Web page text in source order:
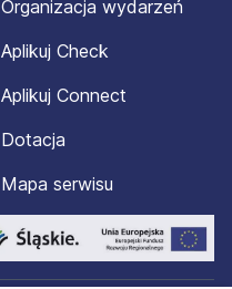
Organizacja wydarzeń
Aplikuj Check
Aplikuj Connect
Dotacja
Mapa serwisu